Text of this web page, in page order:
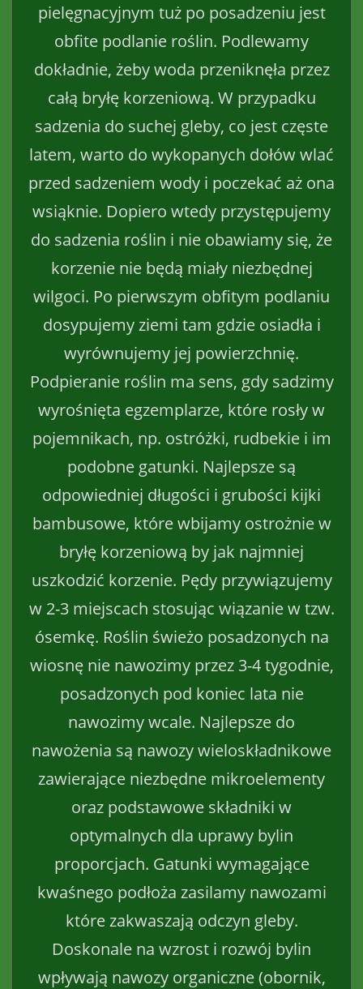
pielęgnacyjnym tuż po posadzeniu jest
obfite podlanie roślin. Podlewamy
dokładnie, żeby woda przeniknęła przez
całą bryłę korzeniową. W przypadku
sadzenia do suchej gleby, co jest częste
latem, warto do wykopanych dołów wlać
przed sadzeniem wody i poczekać aż ona
wsiąknie. Dopiero wtedy przystępujemy
do sadzenia roślin i nie obawiamy się, że
korzenie nie będą miały niezbędnej
wilgoci. Po pierwszym obfitym podlaniu
dosypujemy ziemi tam gdzie osiadła i
wyrównujemy jej powierzchnię.
Podpieranie roślin ma sens, gdy sadzimy
wyrośnięta egzemplarze, które rosły w
pojemnikach, np. ostróżki, rudbekie i im
podobne gatunki. Najlepsze są
odpowiedniej długości i grubości kijki
bambusowe, które wbijamy ostrożnie w
bryłę korzeniową by jak najmniej
uszkodzić korzenie. Pędy przywiązujemy
w 2-3 miejscach stosując wiązanie w tzw.
ósemkę. Roślin świeżo posadzonych na
wiosnę nie nawozimy przez 3-4 tygodnie,
posadzonych pod koniec lata nie
nawozimy wcale. Najlepsze do
nawożenia są nawozy wieloskładnikowe
zawierające niezbędne mikroelementy
oraz podstawowe składniki w
optymalnych dla uprawy bylin
proporcjach. Gatunki wymagające
kwaśnego podłoża zasilamy nawozami
które zakwaszają odczyn gleby.
Doskonale na wzrost i rozwój bylin
wpływają nawozy organiczne (obornik,